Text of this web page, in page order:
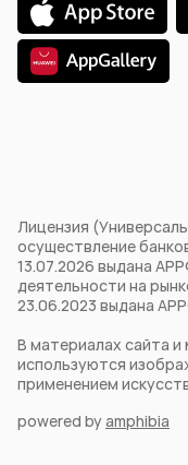
Лицензия
осуществление
13.07.2026 выдана
деятельности на
23.06.2023 выдана
В материалах сайта
используются
применением
powered by amphibia